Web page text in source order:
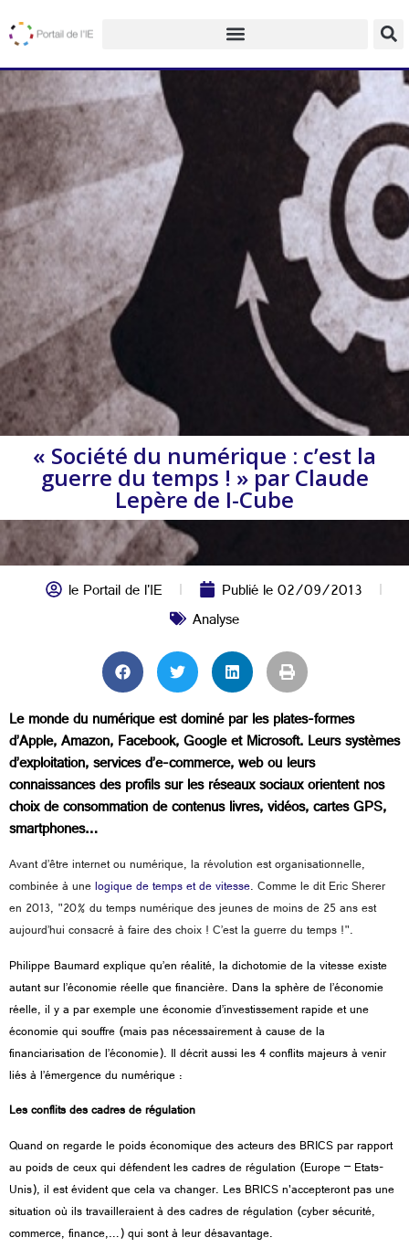
« Société du numérique : c’est la
guerre du temps ! » par Claude
Lepère de I-Cube
le Portail de l'IE Publié le02/09/2013
Analyse
Le monde du numérique est dominé par les plates-formes
d’Apple, Amazon, Facebook, Google et Microsoft. Leurs systèmes
d’exploitation, services d’e-commerce, web ou leurs
connaissances des profils sur les réseaux sociaux orientent nos
choix de consommation de contenus livres, vidéos, cartes GPS,
smartphones…
Avant d’être internet ou numérique, la révolution est organisationnelle,
combinée à unelogique de temps et de vitesse. Comme le dit Eric Sherer
en 2013, "20% du temps numérique des jeunes de moins de 25 ans est
aujourd’hui consacré à faire des choix ! C’est la guerre du temps !".
Philippe Baumard explique qu’en réalité, la dichotomie de la vitesse existe
autant sur l’économie réelle que financière. Dans la sphère de l’économie
réelle, il y a par exemple une économie d’investissement rapide et une
économie qui souffre (mais pas nécessairement à cause de la
financiarisation de l’économie). Il décrit aussi les 4 conflits majeurs à venir
liés à l’émergence du numérique :
Les conflits des cadres de régulation
Quand on regarde le poids économique des acteurs des BRICS par rapport
au poids de ceux qui défendent les cadres de régulation (Europe – Etats-
Unis), il est évident que cela va changer. Les BRICS n'accepteront pas une
situation où ils travailleraient à des cadres de régulation (cyber sécurité,
commerce, finance,…) qui sont à leur désavantage.